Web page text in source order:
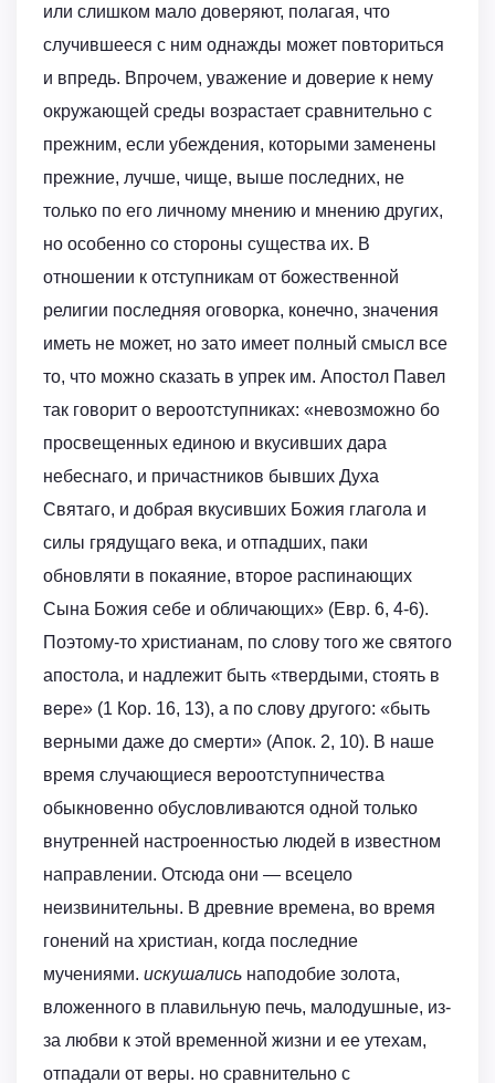
или слишком мало доверяют, полагая, что
случившееся с ним однажды может повториться
и впредь. Впрочем, уважение и доверие к нему
окружающей среды возрастает сравнительно с
прежним, если убеждения, которыми заменены
прежние, лучше, чище, выше последних, не
только по его личному мнению и мнению других,
но особенно со стороны существа их. В
отношении к отступникам от божественной
религии последняя оговорка, конечно, значения
иметь не может, но зато имеет полный смысл все
то, что можно сказать в упрек им. Апостол Павел
так говорит о вероотступниках: «невозможно бо
просвещенных единою и вкусивших дара
небеснаго, и причастников бывших Духа
Святаго, и добрая вкусивших Божия глагола и
силы грядущаго века, и отпадших, паки
обновляти в покаяние, второе распинающих
Сына Божия себе и обличающих» (Евр. 6, 4-6).
Поэтому-то христианам, по слову того же святого
апостола, и надлежит быть «твердыми, стоять в
вере» (1 Кор. 16, 13), а по слову другого: «быть
верными даже до смерти» (Апок. 2, 10). В наше
время случающиеся вероотступничества
обыкновенно обусловливаются одной только
внутренней настроенностью людей в известном
направлении. Отсюда они — всецело
неизвинительны. В древние времена, во время
гонений на христиан, когда последние
мучениями. искушались наподобие золота,
вложенного в плавильную печь, малодушные, из-
за любви к этой временной жизни и ее утехам,
отпадали от веры. но сравнительно с